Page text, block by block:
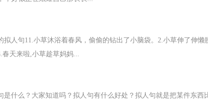
拟人句11.小草沐浴着春风，偷偷的钻出了小脑袋。2.小草伸了伸懒
天来啦,小草趁草妈妈...
是什么？大家知道吗？拟人句有什么好处？拟人句就是把某件东西